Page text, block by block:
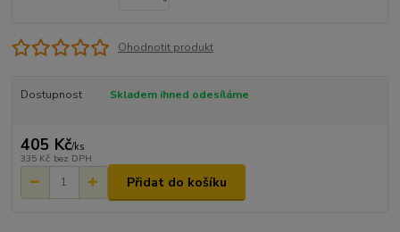
Ohodnotit produkt
Dostupnost Skladem ihned odesíláme
405 Kč/ks
335 Kč bez DPH
Přidat do košíku